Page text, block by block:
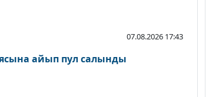
07.08.2026 17:43
айып пул салынды